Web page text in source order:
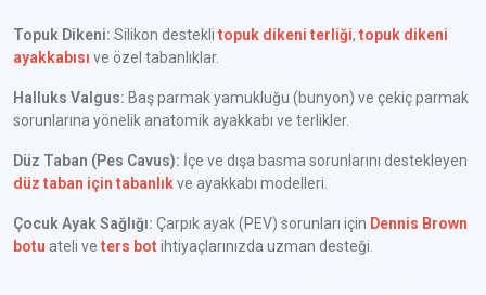
Topuk Dikeni: Silikon desteklitopuk dikeni terliği,topuk dikeni
ayakkabısı ve özel tabanlıklar.
Halluks Valgus: Baş parmak yamukluğu (bunyon) ve çekiç parmak
sorunlarına yönelik anatomik ayakkabı ve terlikler.
Düz Taban (Pes Cavus): İçe ve dışa basma sorunlarını destekleyen
düz taban için tabanlık ve ayakkabı modelleri.
Çocuk Ayak Sağlığı: Çarpık ayak (PEV) sorunları için Dennis Brown
botu ateli veters bot ihtiyaçlarınızda uzman desteği.